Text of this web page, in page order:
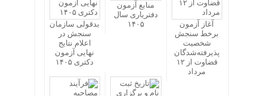
آغاز آزمون
برخط سنجش
شخصیت
پذیرفته‌شدگان
قضاوت از ۱۲
مرداد
منابع آزمون
دفتریاری سال
۱۴۰۵
بدقولی سازمان
سنجش در
اعلام نتایج
نهایی آزمون
دکتری ۱۴۰۵